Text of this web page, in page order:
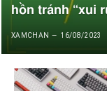
hồn tránh “xui
XAMCHAN 16/08/2023